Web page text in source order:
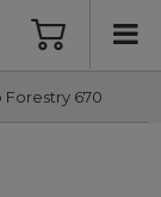
Forestry 670